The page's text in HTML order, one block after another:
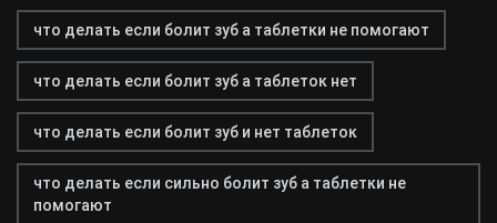
что делать если болит зуб а таблетки не помогают
что делать если болит зуб а таблеток нет
что делать если болит зуб и нет таблеток
что делать если сильно болит зуб а таблетки не
помогают